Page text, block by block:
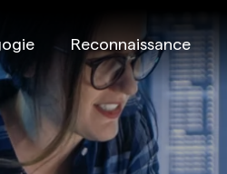
Reconnaissance